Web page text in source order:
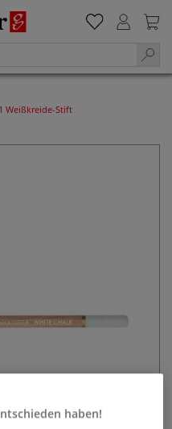
Weißkreide-Stift
haben!